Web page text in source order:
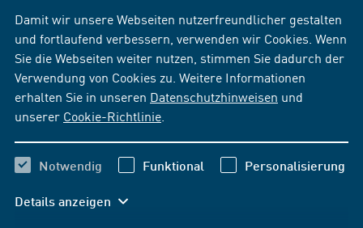
Damit wir unsere Webseiten nutzerfreundlicher gestalten
und fortlaufend verbessern, verwenden wir Cookies. Wenn
Sie die Webseiten weiter nutzen, stimmen Sie dadurch der
Verwendung von Cookies zu. Weitere Informationen
erhalten Sie in unseren Datenschutzhinweisen und
unserer Cookie-Richtlinie
Notwendig Funktional Personalisierung
Details anzeigen